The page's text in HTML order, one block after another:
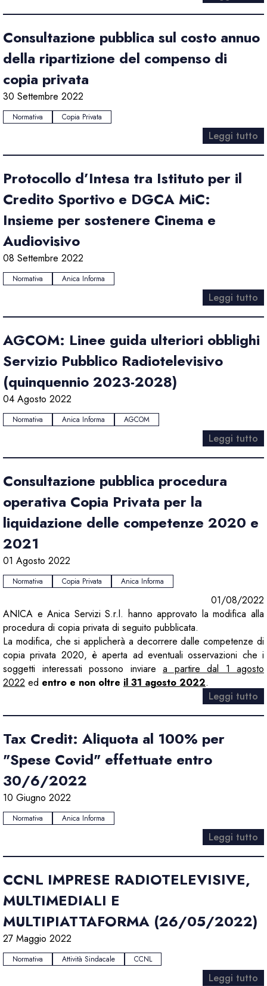
Consultazione pubblica sul costo annuo
della ripartizione del compenso di
copia privata
30 Settembre 2022
Normativa Copia Privata
Leggi tutto
Protocollo d’Intesa tra Istituto per il
Credito Sportivo e DGCA MiC:
Insieme per sostenere Cinema e
Audiovisivo
08 Settembre 2022
Normativa Anica Informa
Leggi tutto
AGCOM: Linee guida ulteriori obblighi
Servizio Pubblico Radiotelevisivo
(quinquennio 2023-2028)
04 Agosto 2022
Normativa Anica Informa AGCOM
Leggi tutto
Consultazione pubblica procedura
operativa Copia Privata per la
liquidazione delle competenze 2020 e
2021
01 Agosto 2022
Normativa Copia Privata Anica Informa
01/08/2022
ANICA e Anica Servizi S.r.l. hanno approvato la modifica alla
procedura di copia privata di seguito pubblicata.
La modifica, che si applicherà a decorrere dalle competenze di
copia privata 2020, è aperta ad eventuali osservazioni che i
soggetti interessati possono inviare a partire dal 1 agosto
2022 ed entro e non oltre il 31 agosto 2022.
Leggi tutto
Tax Credit: Aliquota al 100% per
"Spese Covid" effettuate entro
30/6/2022
10 Giugno 2022
Normativa Anica Informa
Leggi tutto
CCNL IMPRESE RADIOTELEVISIVE,
MULTIMEDIALI E
MULTIPIATTAFORMA (26/05/2022)
27 Maggio 2022
Normativa Attività Sindacale CCNL
Leggi tutto